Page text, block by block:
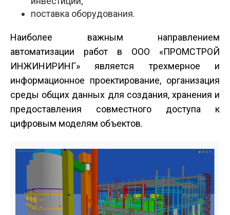
поставка оборудования.
Наиболее важным направлением
автоматизации работ в ООО «ПРОМСТРОЙ
ИНЖИНИРИНГ» является трехмерное и
информационное проектирование, организация
среды общих данных для создания, хранения и
предоставления совместного доступа к
цифровым моделям объектов.